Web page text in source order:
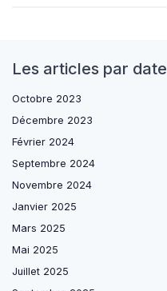
Les articles par date
Octobre 2023
Décembre 2023
Février 2024
Septembre 2024
Novembre 2024
Janvier 2025
Mars 2025
Mai 2025
Juillet 2025